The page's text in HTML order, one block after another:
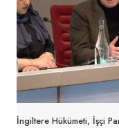
İngiltere Hükümeti, İşçi